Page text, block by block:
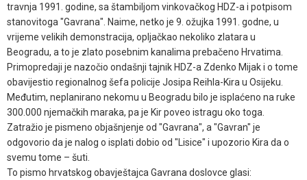
travnja 1991. godine, sa štambiljom vinkovačkog HDZ-a i potpisom
stanovitoga "Gavrana". Naime, netko je 9. ožujka 1991. godne, u
vrijeme velikih demonstracija, opljačkao nekoliko zlatara u
Beogradu, a to je zlato posebnim kanalima prebačeno Hrvatima.
Primopredaji je nazočio ondašnji tajnik HDZ-a Zdenko Mijak i o tome
obavijestio regionalnog šefa policije Josipa Reihla-Kira u Osijeku.
Međutim, neplanirano nekomu u Beogradu bilo je isplaćeno na ruke
300.000 njemačkih maraka, pa je Kir poveo istragu oko toga.
Zatražio je pismeno objašnjenje od "Gavrana", a "Gavran" je
odgovorio da je nalog o isplati dobio od "Lisice" i upozorio Kira da o
svemu tome – šuti.
To pismo hrvatskog obavještajca Gavrana doslovce glasi: